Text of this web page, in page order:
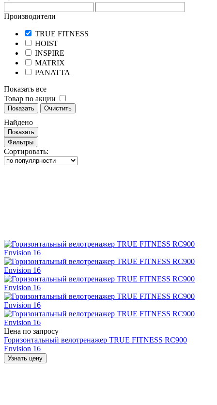
Производители
TRUE FITNESS
HOIST
INSPIRE
MATRIX
PANATTA
Показать все
Товар по акции
Показать Очистить
Найдено
Показать
Фильтры
Сортировать:
Цена по запросу
Горизонтальный велотренажер TRUE FITNESS RC900
Envision 16
Узнать цену